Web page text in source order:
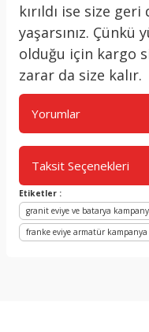
kırıldı ise size
yaşarsınız.
olduğu için kargo
zarar da size kalır.
Yorumlar
Taksit Seçenekleri
Etiketler :
granit eviye ve batarya
franke eviye armatür kampanya